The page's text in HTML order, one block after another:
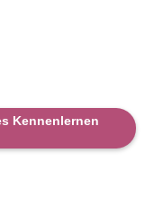
Kennenlernen